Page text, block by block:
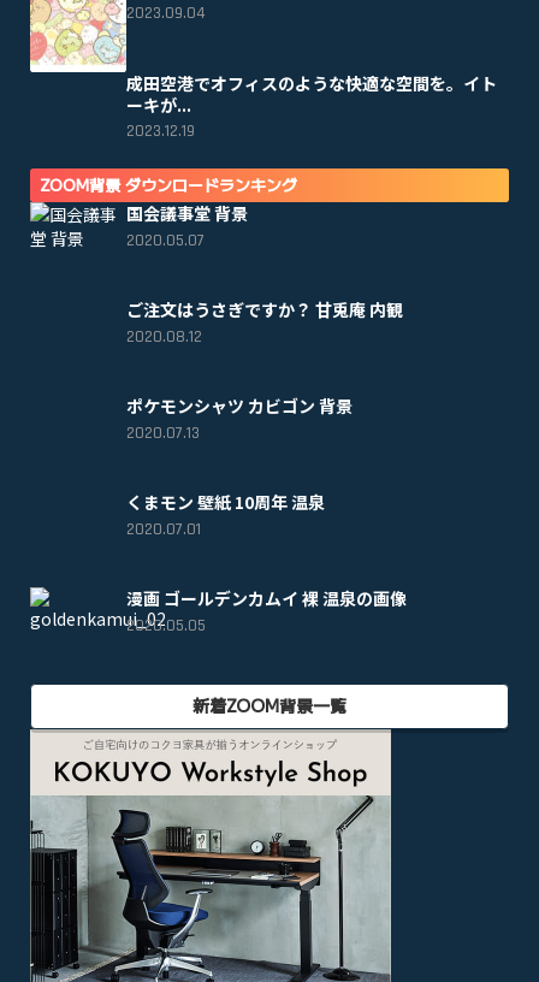
2023.09.04
成田空港でオフィスのような快適な空間を。イト
ーキが...
2023.12.19
ZOOM背景 ダウンロードランキング
国会議事堂 背景
2020.05.07
ご注文はうさぎですか？ 甘兎庵 内観
2020.08.12
ポケモンシャツ カビゴン 背景
2020.07.13
くまモン 壁紙 10周年 温泉
2020.07.01
漫画 ゴールデンカムイ 裸 温泉の画像
2020.05.05
新着ZOOM背景一覧